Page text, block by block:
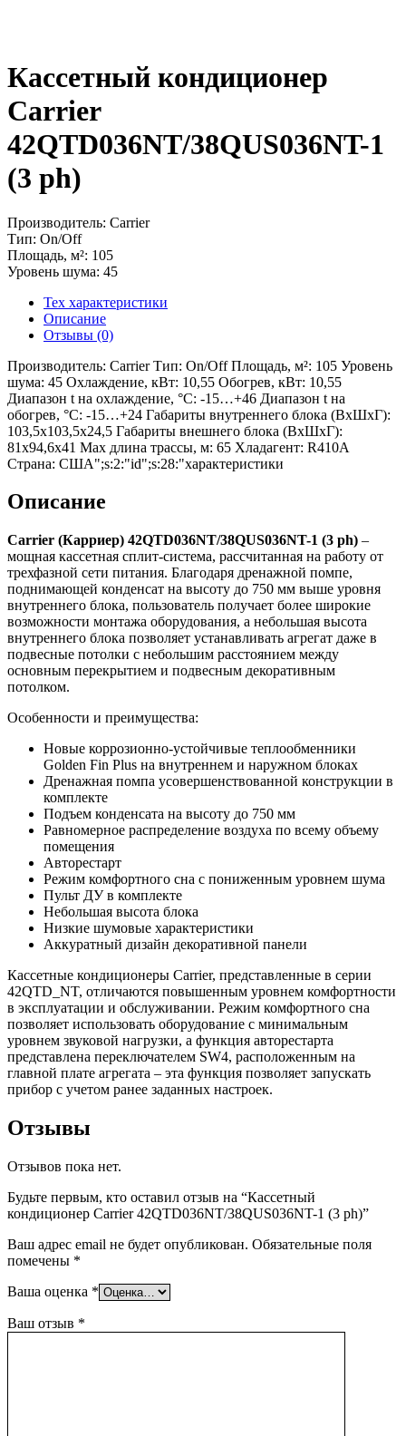
Кассетный кондиционер
Carrier
42QTD036NT/38QUS036NT-1
(3 ph)
Производитель: Carrier
Тип: On/Off
Площадь, м²: 105
Уровень шума: 45
Тех характеристики
Описание
Отзывы (0)
Производитель: Carrier Тип: On/Off Площадь, м²: 105 Уровень
шума: 45 Охлаждение, кВт: 10,55 Обогрев, кВт: 10,55
Диапазон t на охлаждение, °С: -15…+46 Диапазон t на
обогрев, °С: -15…+24 Габариты внутреннего блока (ВхШхГ):
103,5х103,5х24,5 Габариты внешнего блока (ВхШхГ):
81x94,6x41 Max длина трассы, м: 65 Хладагент: R410A
Страна: США";s:2:"id";s:28:"характеристики
Описание
Carrier (Карриер) 42QTD036NT/38QUS036NT-1 (3 ph) –
мощная кассетная сплит-система, рассчитанная на работу от
трехфазной сети питания. Благодаря дренажной помпе,
поднимающей конденсат на высоту до 750 мм выше уровня
внутреннего блока, пользователь получает более широкие
возможности монтажа оборудования, а небольшая высота
внутреннего блока позволяет устанавливать агрегат даже в
подвесные потолки с небольшим расстоянием между
основным перекрытием и подвесным декоративным
потолком.
Особенности и преимущества:
Новые коррозионно-устойчивые теплообменники
Golden Fin Plus на внутреннем и наружном блоках
Дренажная помпа усовершенствованной конструкции в
комплекте
Подъем конденсата на высоту до 750 мм
Равномерное распределение воздуха по всему объему
помещения
Авторестарт
Режим комфортного сна с пониженным уровнем шума
Пульт ДУ в комплекте
Небольшая высота блока
Низкие шумовые характеристики
Аккуратный дизайн декоративной панели
Кассетные кондиционеры Carrier, представленные в серии
42QTD_NT, отличаются повышенным уровнем комфортности
в эксплуатации и обслуживании. Режим комфортного сна
позволяет использовать оборудование с минимальным
уровнем звуковой нагрузки, а функция авторестарта
представлена переключателем SW4, расположенным на
главной плате агрегата – эта функция позволяет запускать
прибор с учетом ранее заданных настроек.
Отзывы
Отзывов пока нет.
Будьте первым, кто оставил отзыв на “Кассетный
кондиционер Carrier 42QTD036NT/38QUS036NT-1 (3 ph)”
Ваш адрес email не будет опубликован. Обязательные поля
помечены *
Ваша оценка *
Ваш отзыв *